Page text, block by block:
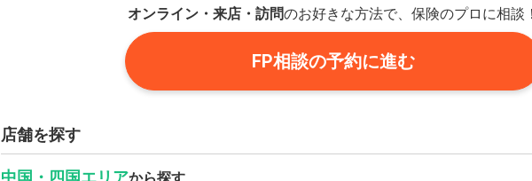
オンライン・来店・訪問のお好きな方法で、保険のプロに相談
FP相談の予約に進む
店舗を探す
中国・四国エリア